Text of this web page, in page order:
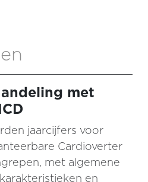
met
jaarcijfers voor
Cardioverter
met algemene
en